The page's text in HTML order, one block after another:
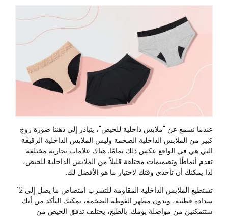
عندما نسمع عن "ملابس داخلية للحيض"، يتبادر إلى ذهننا صورة زوج
كبير من الملابس الداخلية الضخمة وليس الملابس الداخلية الرقيقة
التي هي في الواقع عكس ذلك تمامًا. هناك علامات تجارية مختلفة
تقدم أنماطًا وتصميمات مختلفة قليلاً من الملابس الداخلية للحيض،
لذا يمكنك أن تأخذي وقتك لاختيار ما هو الأفضل لك.
تستطيع الملابس الداخلية المقاومة للتسرب امتصاص ما يصل إلى 12
سدادة قطنية، وبدون مظهر الفوطة الضخمة، يمكنك التأكد من أنك
ستتمكنين من مواصلة يومك. بالطبع، يختلف تدفق الحيض من